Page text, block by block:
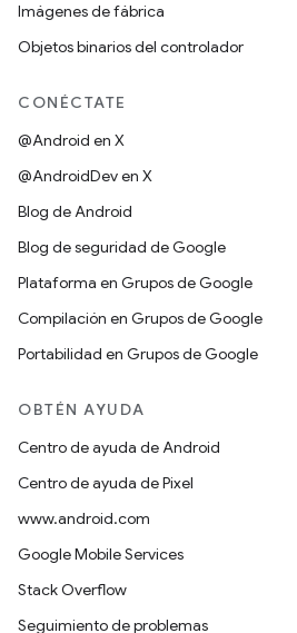
Imágenes de fábrica
Objetos binarios del controlador
CONÉCTATE
@Android en X
@AndroidDev en X
Blog de Android
Blog de seguridad de Google
Plataforma en Grupos de Google
Compilación en Grupos de Google
Portabilidad en Grupos de Google
OBTÉN AYUDA
Centro de ayuda de Android
Centro de ayuda de Pixel
www.android.com
Google Mobile Services
Stack Overflow
Seguimiento de problemas